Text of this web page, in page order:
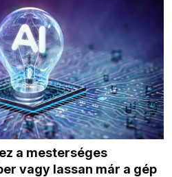
a mesterséges
vagy lassan már a gép